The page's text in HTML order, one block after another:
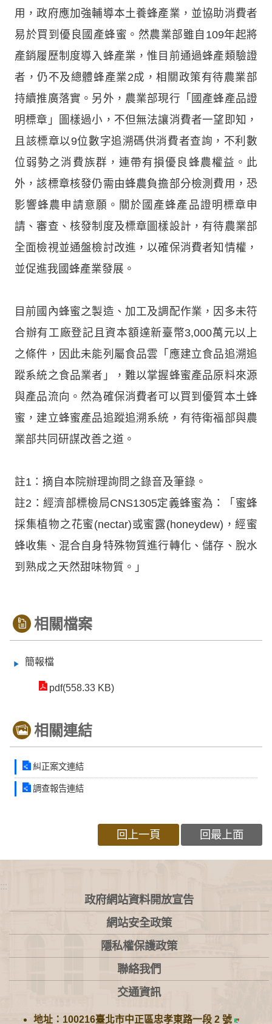
用，政府應加強輔導本土養蜂產業，並協助消費者
易於買到優良國產蜂蜜。然農業部雖自109年起將
產銷履歷制度導入蜂產業，惟目前通過蜂產類驗證
者，仍不及總體蜂產業2成，相關政策有待農業部
持續推廣落實。另外，農業部現行「國產蜂產品證
明標章」圖樣過小，不但無法讓消費者一望即知，
且該標章以9位數字追溯碼供消費者查詢，不利數
位弱勢之消費族群，連帶有損優良蜂農權益。此
外，該標章核發仍需由蜂農負擔部分檢測費用，恐
影響蜂農申請意願。關於國產蜂產品證明標章申
請、審查、核發制度及標章圖樣設計，有待農業部
全面檢視並通盤檢討改進，以確保消費者知情權，
並促進我國蜂產業發展。
目前國內蜂蜜之製造、加工及調配作業，因多未符
合辦有工廠登記且資本額達新臺幣3,000萬元以上
之條件，因此未能列屬食品雲「應建立食品追溯追
蹤系統之食品業者」，難以掌握蜂蜜產品原料來源
與產品流向。然為確保消費者可以買到優質本土蜂
蜜，建立蜂蜜產品追蹤追溯系統，有待衛福部與農
業部共同研謀改善之道。
註1：摘自本院辦理詢問之錄音及筆錄。
註2：經濟部標檢局CNS1305定義蜂蜜為：「蜜蜂
採集植物之花蜜(nectar)或蜜露(honeydew)，經蜜
蜂收集、混合自身特殊物質進行轉化、儲存、脫水
到熟成之天然甜味物質。」
相關檔案
簡報檔
pdf(558.33 KB)
相關連結
糾正案文連結
調查報告連結
回上一頁 回最上面
:::
政府網站資料開放宣告
網站安全政策
隱私權保護政策
聯絡我們
交通資訊
地址：100216臺北市中正區忠孝東路一段 2 號